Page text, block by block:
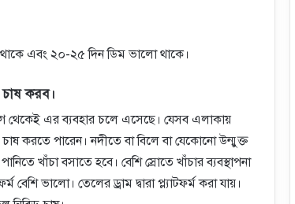
থাকে এবং ২০-২৫ দিন ডিম ভালো থাকে।
করব।
থেকেই এর ব্যবহার চলে এসেছে। যেসব এলাকায়
করতে পারেন। নদীতে বা বিলে বা যেকোনো উন্মুক্ত
খাঁচা বসাতে হবে। বেশি স্রোতে খাঁচার ব্যবস্থাপনা
বেশি ভালো। তেলের ড্রাম দ্বারা প্ল্যাটফর্ম করা যায়।